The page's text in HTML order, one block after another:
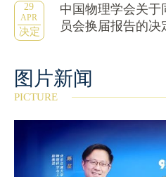
29
APR
决定
中国物理学会关
员会换届报告的决
图片新闻
PICTURE